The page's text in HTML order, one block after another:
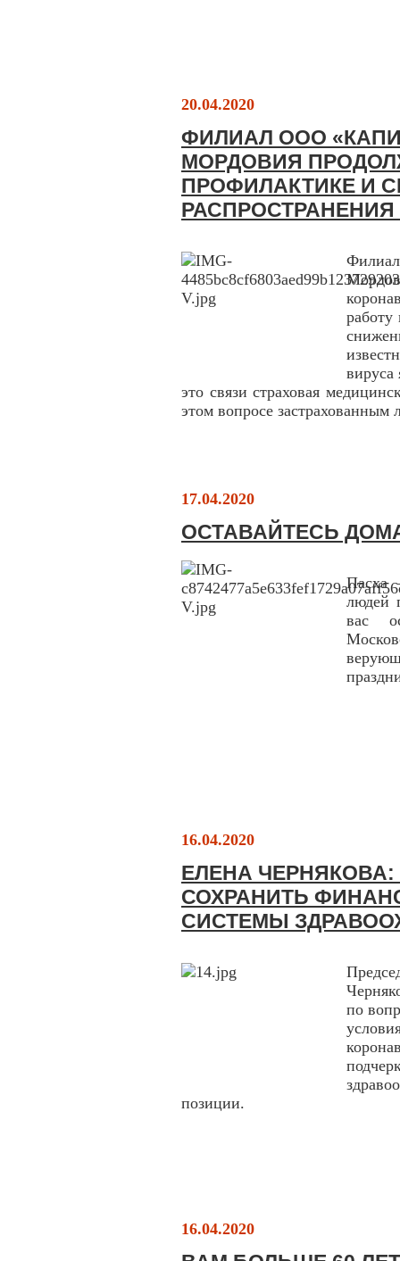
20.04.2020
ФИЛИАЛ ООО
МОРДОВИЯ
ПРОФИЛАКТИКЕ И
РАСПРОСТРАНЕНИЯ
работу
вируса
это связи страховая
этом вопросе застрахованным
17.04.2020
ОСТАВАЙТЕСЬ
Пасха
людей
вас
16.04.2020
ЕЛЕНА
СОХРАНИТЬ
СИСТЕМЫ
по
позиции.
16.04.2020